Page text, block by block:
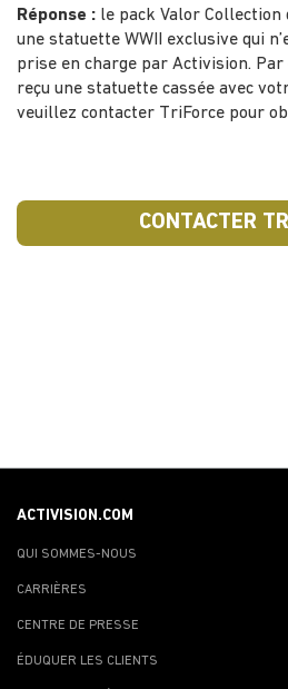
Réponse : le pack Valor Collection
une statuette WWII exclusive qui
prise en charge par Activision. Par
reçu une statuette cassée avec
veuillez contacter TriForce pour
CONTACTER
ACTIVISION.COM
QUI SOMMES-NOUS
CARRIÈRES
CENTRE DE PRESSE
ÉDUQUER LES CLIENTS